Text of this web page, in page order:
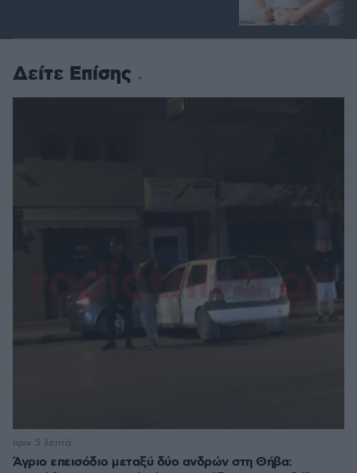
Δείτε Επίσης
Άγριο επεισόδιο μεταξύ δύο ανδρών στη Θήβα:
πριν 5 λεπτά